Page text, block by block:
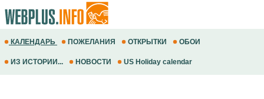
КАЛЕНДАРЬ ПОЖЕЛАНИЯ ОТКРЫТКИ ОБОИ
ИЗ ИСТОРИИ... НОВОСТИ US Holiday calendar